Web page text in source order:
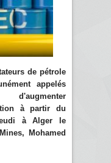
de pétrole
appelés
à partir du
à Alger le
Mohamed